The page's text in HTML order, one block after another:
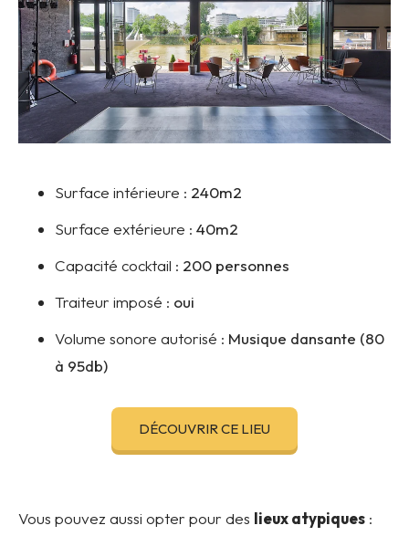
Surface intérieure : 240m2
Surface extérieure : 40m2
Capacité cocktail : 200 personnes
Traiteur imposé : oui
Volume sonore autorisé : Musique dansante (80
à 95db)
DÉCOUVRIR CE LIEU
Vous pouvez aussi opter pour des lieux atypiques :